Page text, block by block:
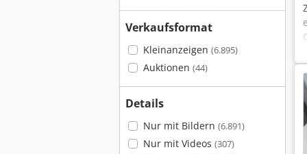
Verkaufsformat
Kleinanzeigen (6.895)
Auktionen (44)
Details
Nur mit Bildern (6.891)
Nur mit Videos (307)